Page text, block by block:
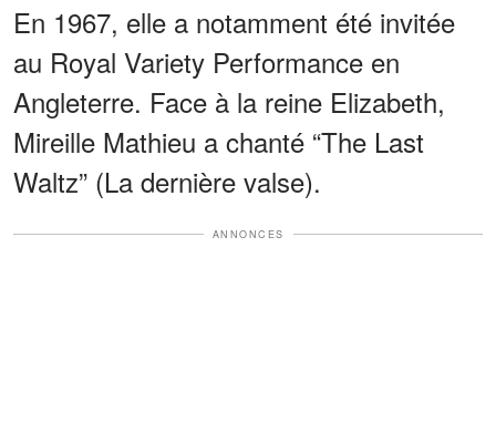
En 1967, elle a notamment été invitée
au Royal Variety Performance en
Angleterre. Face à la reine Elizabeth,
Mireille Mathieu a chanté “The Last
Waltz” (La dernière valse).
ANNONCES